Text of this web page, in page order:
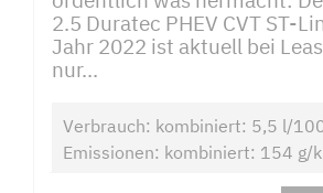
2.5 Duratec PHEV CVT ST-
Jahr 2022 ist aktuell bei
nur...
Verbrauch: kombiniert: 5,5 l/
Emissionen: kombiniert: 154 g/